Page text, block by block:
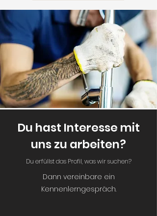
Du hast Interesse mit
uns zu arbeiten?
Du erfüllst das Profil, was wir suchen?
Dann vereinbare ein
Kennenlerngespräch.